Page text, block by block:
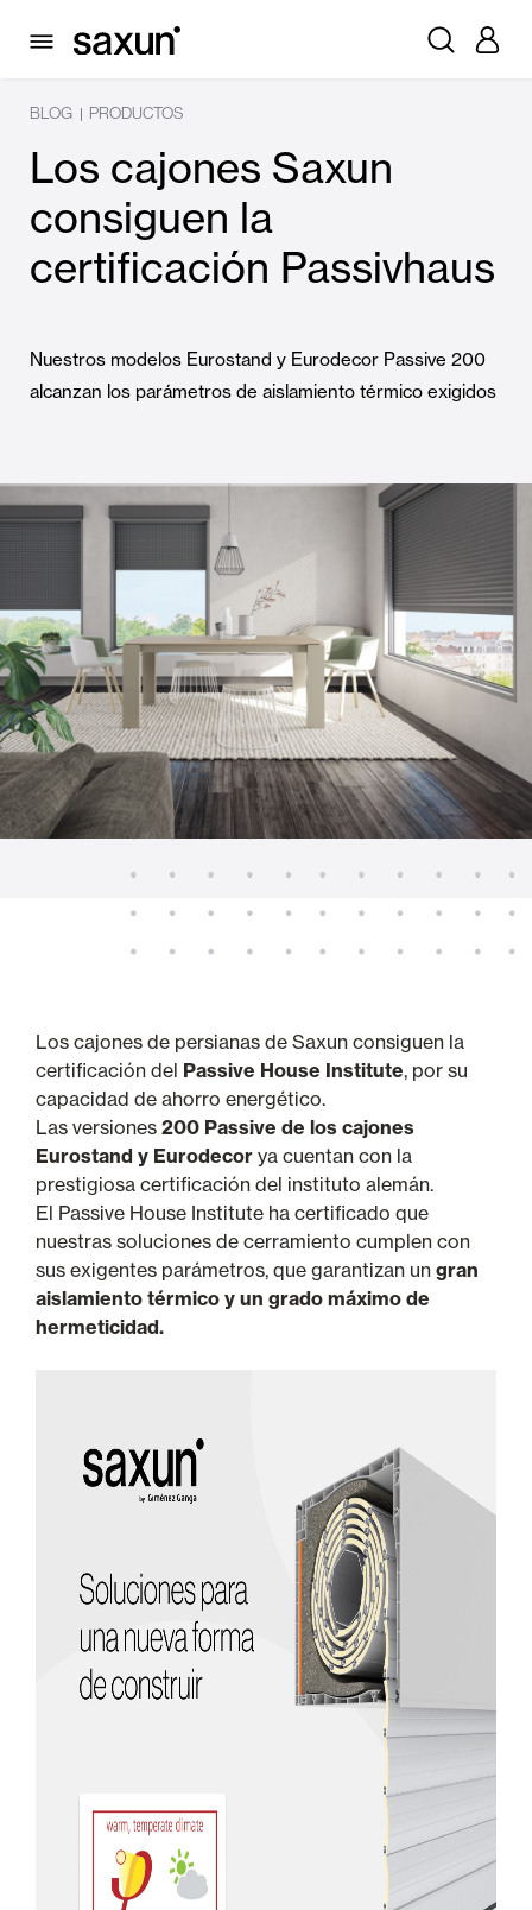
BLOG | PRODUCTOS
Los cajones Saxun
consiguen la
certificación Passivhaus
Nuestros modelos Eurostand y Eurodecor Passive 200
alcanzan los parámetros de aislamiento térmico exigidos
Los cajones de persianas de Saxun consiguen la
certificación del Passive House Institute, por su
capacidad de ahorro energético.
Las versiones 200 Passive de los cajones
Eurostand y Eurodecor ya cuentan con la
prestigiosa certificación del instituto alemán.
El Passive House Institute ha certificado que
nuestras soluciones de cerramiento cumplen con
sus exigentes parámetros, que garantizan un gran
aislamiento térmico y un grado máximo de
hermeticidad.